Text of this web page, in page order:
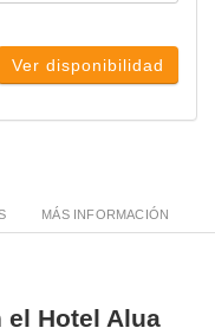
Ver disponibilidad
MÁS INFORMACIÓN
el Hotel Alua